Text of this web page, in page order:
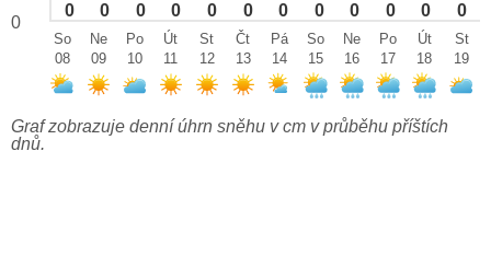
0 0 0 0 0 0 0 0 0 0 0 0
0
So
08
Ne
09
Po
10
Út
11
St
12
Čt
13
Pá
14
So
15
Ne
16
Po
17
Út
18
St
19
Graf zobrazuje denní úhrn sněhu v cm v průběhu příštích
dnů.